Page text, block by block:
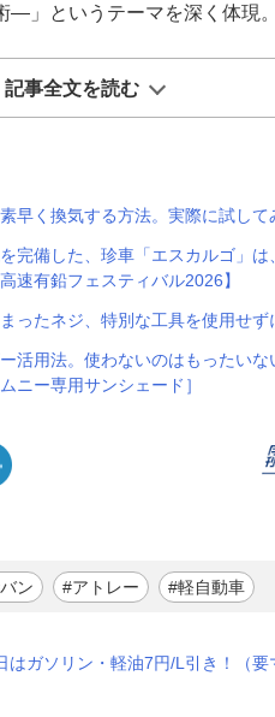
」というテーマを深く体現。
記事全文を読む
早く換気する方法。実際に試して
完備した、珍車「エスカルゴ」は
速有鉛フェスティバル2026】
ったネジ、特別な工具を使用せず
活用法。使わないのはもったい
ニー専用サンシェード］
ン #アトレー #軽自動車
はガソリン・軽油7円/L引き！（